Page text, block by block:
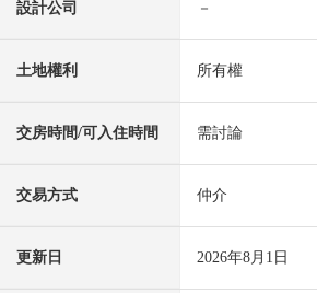
設計公司 －
土地權利 所有權
交房時間/可入住時間 需討論
交易方式 仲介
更新日 2026年8月1日